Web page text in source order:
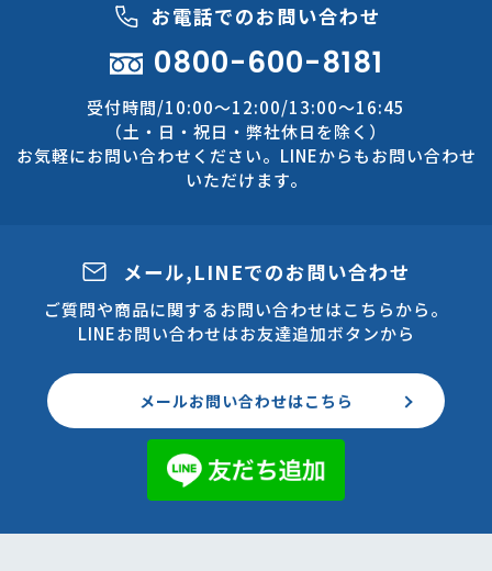
お電話でのお問い合わせ
0800-600-8181
受付時間/10:00～12:00/13:00～16:45
（土・日・祝日・弊社休日を除く）
お気軽にお問い合わせください。LINEからもお問い合わせ
いただけます。
メール,LINEでのお問い合わせ
ご質問や商品に関するお問い合わせはこちらから。
LINEお問い合わせはお友達追加ボタンから
メールお問い合わせはこちら